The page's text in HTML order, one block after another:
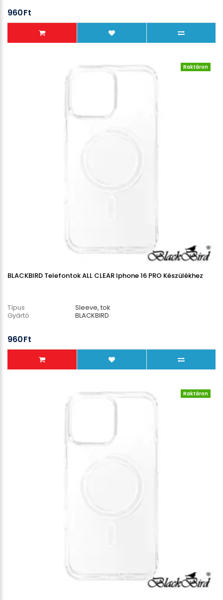
960Ft
Raktáron
BLACKBIRD Telefontok ALL CLEAR Iphone 16 PRO Készülékhez
Típus
Sleeve, tok
Gyártó
BLACKBIRD
960Ft
Raktáron